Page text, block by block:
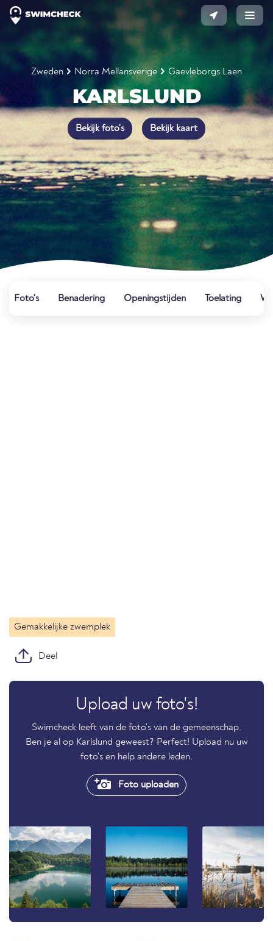
Zweden Norra Mellansverige Gaevleborgs Laen
KARLSLUND
Bekijk foto's Bekijk kaart
Foto's Benadering Openingstijden Toelating
Gemakkelijke zwemplek
Deel
Upload uw foto's!
Swimcheck leeft van de foto's van de gemeenschap.
Ben je al op Karlslund geweest? Perfect! Upload nu uw
foto's en help andere leden.
Foto uploaden